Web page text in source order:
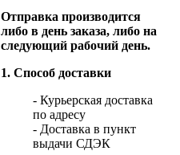
Отправка производится
либо в день заказа, либо на
следующий рабочий день.
1. Способ доставки
- Курьерская доставка
по адресу
- Доставка в пункт
выдачи СДЭК